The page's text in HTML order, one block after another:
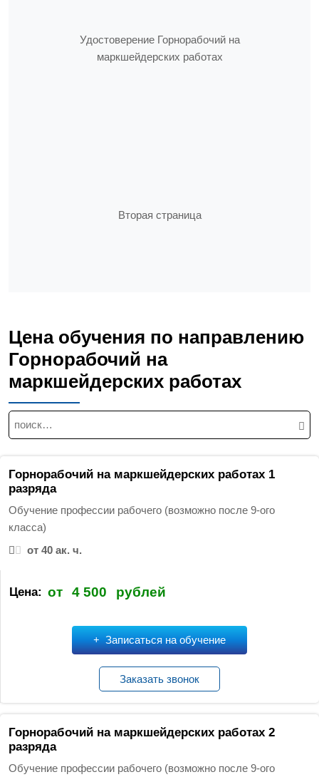
Удостоверение Горнорабочий на
маркшейдерских работах
Вторая страница
Цена обучения по направлению
Горнорабочий на
маркшейдерских работах
Н
а
т
и
Горнорабочий на маркшейдерских работах 1
разряда
Обучение профессии рабочего (возможно после 9-ого
класса)
от 40 ак. ч.
Цена: от 4 500 рублей
Записаться на обучение
Заказать звонок
Горнорабочий на маркшейдерских работах 2
разряда
Обучение профессии рабочего (возможно после 9-ого